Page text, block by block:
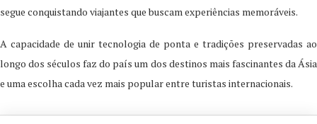
segue conquistando viajantes que buscam experiências memoráveis.
A capacidade de unir tecnologia de ponta e tradições preservadas ao
longo dos séculos faz do país um dos destinos mais fascinantes da Ásia
e uma escolha cada vez mais popular entre turistas internacionais.